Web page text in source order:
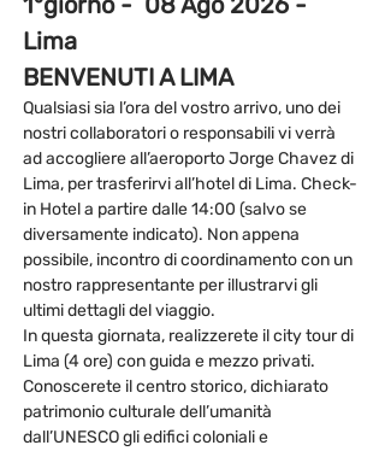
Lima
BENVENUTI A LIMA
Qualsiasi sia l’ora del vostro arrivo, uno dei
nostri collaboratori o responsabili vi verrà
ad accogliere all’aeroporto Jorge Chavez di
Lima, per trasferirvi all’hotel di Lima. Check-
in Hotel a partire dalle 14:00 (salvo se
diversamente indicato). Non appena
possibile, incontro di coordinamento con un
nostro rappresentante per illustrarvi gli
ultimi dettagli del viaggio.
In questa giornata, realizzerete il city tour di
Lima (4 ore) con guida e mezzo privati.
Conoscerete il centro storico, dichiarato
patrimonio culturale dell’umanità
dall’UNESCO gli edifici coloniali e